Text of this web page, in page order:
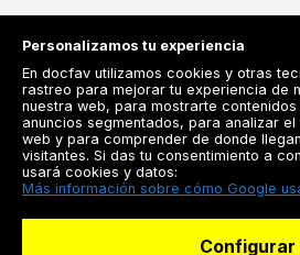
Registrarse
Docfav
Personalizamos tu experiencia
En docfav utilizamos cookies y otras
rastreo para mejorar tu experiencia de
nuestra web, para mostrarte
anuncios segmentados, para analizar
web y para comprender de donde
visitantes. Si das tu consentimiento a
usará cookies y datos:
Más información sobre cómo Google
Configurar